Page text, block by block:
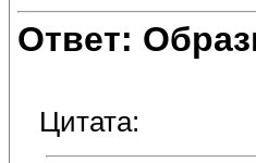
Ответ:
Цитата: